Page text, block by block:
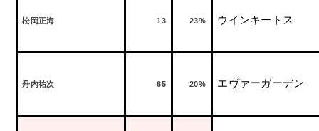
松岡正海 13 23% ウインキートス
丹内祐次 65 20% エヴァーガーデン